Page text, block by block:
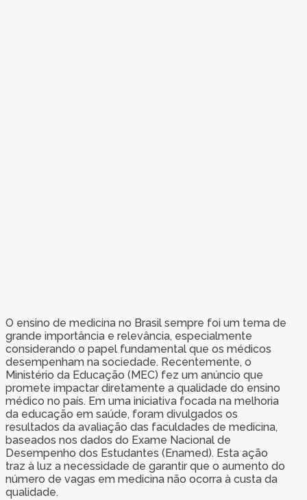
O ensino de medicina no Brasil sempre foi um tema de
grande importância e relevância, especialmente
considerando o papel fundamental que os médicos
desempenham na sociedade. Recentemente, o
Ministério da Educação (MEC) fez um anúncio que
promete impactar diretamente a qualidade do ensino
médico no país. Em uma iniciativa focada na melhoria
da educação em saúde, foram divulgados os
resultados da avaliação das faculdades de medicina,
baseados nos dados do Exame Nacional de
Desempenho dos Estudantes (Enamed). Esta ação
traz à luz a necessidade de garantir que o aumento do
número de vagas em medicina não ocorra à custa da
qualidade.